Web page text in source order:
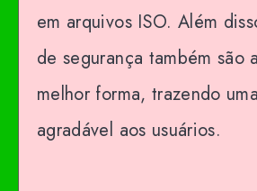
em arquivos ISO. Além
de segurança também são
melhor forma, trazendo
agradável aos usuários.